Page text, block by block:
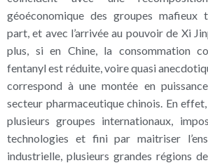
géoéconomique des groupes mafieux
part, et avec l’arrivée au pouvoir de Xi
plus, si en Chine, la consommation
fentanyl est réduite, voire quasi
correspond à une montée en
secteur pharmaceutique chinois. En
plusieurs groupes internationaux,
technologies et fini par maitriser
industrielle, plusieurs grandes régions